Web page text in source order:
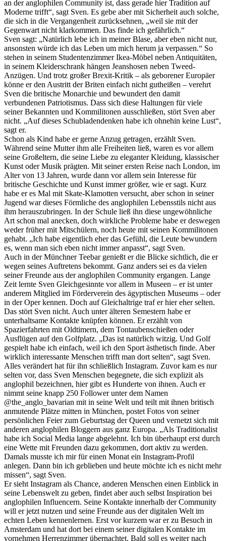
an der anglophilen Community ist, dass gerade hier Tradition auf
Moderne trifft“, sagt Sven. Es gebe aber mit Sicherheit auch solche,
die sich in die Vergangenheit zurücksehnen, „weil sie mit der
Gegenwart nicht klarkommen. Das finde ich gefährlich.“
Sven sagt: „Natürlich lebe ich in meiner Blase, aber eben nicht nur,
ansonsten würde ich das Leben um mich herum ja verpassen.“ So
stehen in seinem Studentenzimmer Ikea-Möbel neben Antiquitäten,
in seinem Kleiderschrank hängen Jeanshosen neben Tweed-
Anzügen. Und trotz großer Brexit-Kritik – als geborener Europäer
könne er den Austritt der Briten einfach nicht gutheißen – verehrt
Sven die britische Monarchie und bewundert den damit
verbundenen Patriotismus. Dass sich diese Haltungen für viele
seiner Bekannten und Kommilitonen ausschließen, stört Sven aber
nicht. „Auf dieses Schubladendenken habe ich ohnehin keine Lust“,
sagt er.
Schon als Kind habe er gerne Anzug getragen, erzählt Sven.
Während seine Mutter ihm alle Freiheiten ließ, waren es vor allem
seine Großeltern, die seine Liebe zu eleganter Kleidung, klassischer
Kunst oder Musik prägten. Mit seiner ersten Reise nach London, im
Alter von 13 Jahren, wurde dann vor allem sein Interesse für
britische Geschichte und Kunst immer größer, wie er sagt. Kurz
habe er es Mal mit Skate-Klamotten versucht, aber schon in seiner
Jugend war dieses Förmliche des anglophilen Lebensstils nicht aus
ihm herauszubringen. In der Schule ließ ihn diese ungewöhnliche
Art schon mal anecken, doch wirkliche Probleme habe er deswegen
weder früher mit Mitschülern, noch heute mit seinen Kommilitonen
gehabt. „Ich habe eigentlich eher das Gefühl, die Leute bewundern
es, wenn man sich eben nicht immer anpasst“, sagt Sven.
Auch in der Münchner Teebar genießt er die Blicke sichtlich, die er
wegen seines Auftretens bekommt. Ganz anders sei es da vielen
seiner Freunde aus der anglophilen Community ergangen. Lange
Zeit lernte Sven Gleichgesinnte vor allem in Museen – er ist unter
anderem Mitglied im Förderverein des ägyptischen Museums – oder
in der Oper kennen. Doch auf Gleichaltrige traf er hier eher selten.
Das stört Sven nicht. Auch unter älteren Semestern habe er
unterhaltsame Kontakte knüpfen können. Er erzählt von
Spazierfahrten mit Oldtimern, dem Tontaubenschießen oder
Ausflügen auf den Golfplatz. „Das ist natürlich witzig. Und Golf
gespielt habe ich einfach, weil ich den Sport ästhetisch finde. Aber
wirklich interessante Menschen trifft man dort selten“, sagt Sven.
Alles verändert hat für ihn schließlich Instagram. Zuvor kam es nur
selten vor, dass Sven Menschen begegnete, die sich explizit als
anglophil bezeichnen, hier gibt es Hunderte von ihnen. Auch er
nimmt seine knapp 250 Follower unter dem Namen
@the_anglo_bavarian mit in seine Welt und teilt mit ihnen britisch
anmutende Plätze mitten in München, postet Fotos von seiner
persönlichen Feier zum Geburtstag der Queen und vernetzt sich mit
anderen anglophilen Bloggern aus ganz Europa. „Als Traditionalist
habe ich Social Media lange abgelehnt. Ich bin überhaupt erst durch
eine Wette mit Freunden dazu gekommen, dort aktiv zu werden.
Damals musste ich mir für einen Monat ein Instagram-Profil
anlegen. Dann bin ich geblieben und heute möchte ich es nicht mehr
missen“, sagt Sven.
Er sieht Instagram als Chance, anderen Menschen einen Einblick in
seine Lebenswelt zu geben, findet aber auch selbst Inspiration bei
anglophilen Influencern. Seine Kontakte innerhalb der Community
will er jetzt nutzen und seine Freunde aus der digitalen Welt im
echten Leben kennenlernen. Erst vor kurzem war er zu Besuch in
Amsterdam und hat dort bei einem seiner digitalen Kontakte im
vornehmen Herrenzimmer übernachtet. Bald soll es weiter nach